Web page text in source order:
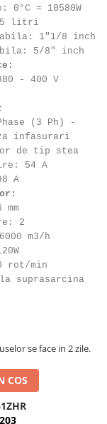
= 10580W
litri
1"1/8 inch
5/8" inch
- 400 V
(3 Ph) -
infasurari
de tip stea
54 A
A
2
m3/h
rot/min
suprasarcina
se face in 2 zile.
COS